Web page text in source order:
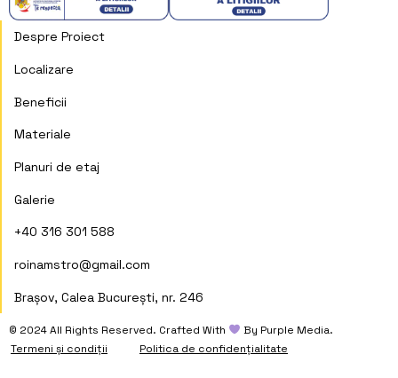
Despre Proiect
Localizare
Beneficii
Materiale
Planuri de etaj
Galerie
+40 316 301 588
roinamstro@gmail.com
Brașov, Calea București, nr. 246
© 2024 All Rights Reserved. Crafted With
︎ By Purple Media.
Termeni și condiții
Politica de confidențialitate